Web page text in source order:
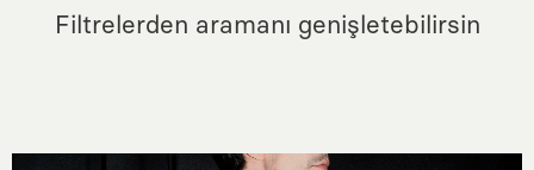
Filtrelerden aramanı genişletebilirsin